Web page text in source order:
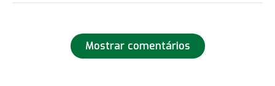
Mostrar comentários